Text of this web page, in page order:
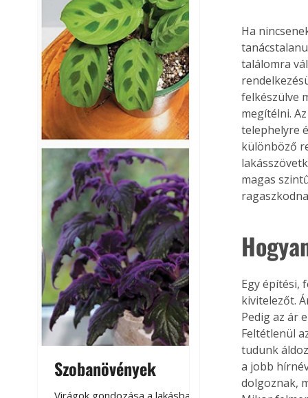
Szobanövények
Virágoskert:
teraszon,
Ha
találomra
felkészülve
megítélni.
telephelyre
különböző
magas
Egy építési,
kivitelezőt.
Pedig az ár
Feltétlenül
tudunk
a jobb
dolgoznak,